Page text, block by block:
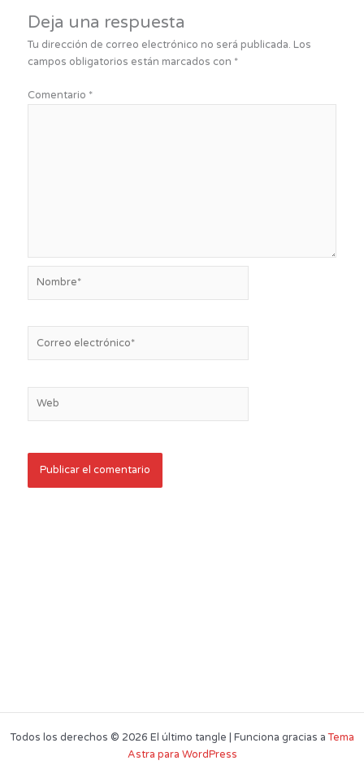
Deja una respuesta
Tu dirección de correo electrónico no será publicada. Los
campos obligatorios están marcados con *
Comentario *
electrónico*
Todos los derechos © 2026 El último tangle | Funciona gracias aTema
Astra para WordPress